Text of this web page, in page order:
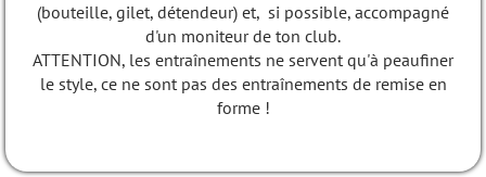
(bouteille, gilet, détendeur) et, si possible, accompagné
d'un moniteur de ton club.
ATTENTION, les entraînements ne servent qu'à peaufiner
le style, ce ne sont pas des entraînements de remise en
forme !